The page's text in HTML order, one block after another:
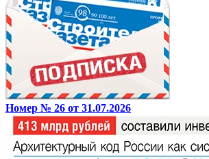
Номер № 26 от 31.07.2026